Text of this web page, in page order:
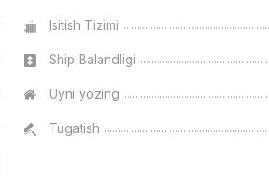
Isitish Tizimi
Ship Balandligi
Uyni yozing
Tugatish